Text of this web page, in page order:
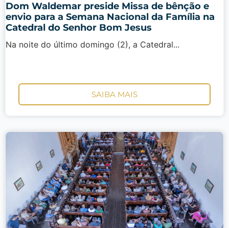
Dom Waldemar preside Missa de bênção e
envio para a Semana Nacional da Família na
Catedral do Senhor Bom Jesus
Na noite do último domingo (2), a Catedral...
SAIBA MAIS